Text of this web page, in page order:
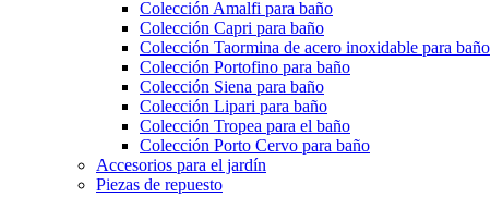
Colección Amalfi para baño
Colección Capri para baño
Colección Taormina de acero inoxidable para baño
Colección Portofino para baño
Colección Siena para baño
Colección Lipari para baño
Colección Tropea para el baño
Colección Porto Cervo para baño
Accesorios para el jardín
Piezas de repuesto